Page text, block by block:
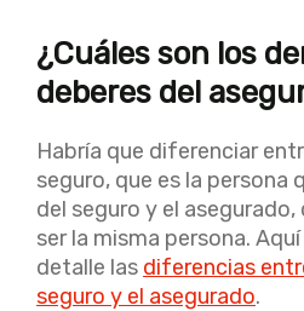
¿Cuáles son los
deberes del
Habría que diferenciar
seguro, que es la persona
del seguro y el
ser la misma persona.
detalle las diferencias
seguro y el asegurado.